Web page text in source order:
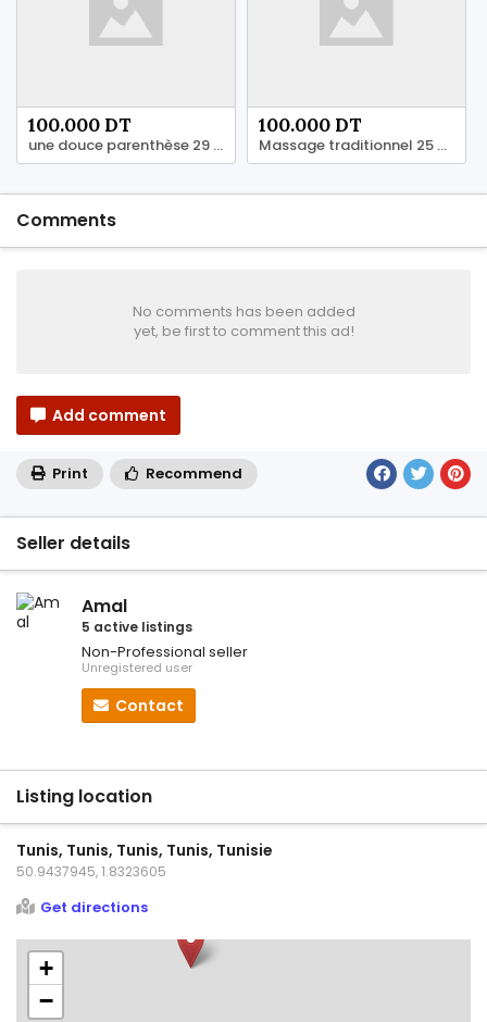
100.000 DT
une douce parenthèse 29 005 294
100.000 DT
Massage traditionnel 25 564 828
Comments
No comments has been added
yet, be first to comment this ad!
Add comment
Print Recommend
Seller details
Amal
5 active listings
Non-Professional seller
Unregistered user
Contact
Listing location
Tunis, Tunis, Tunis, Tunis, Tunisie
50.9437945, 1.8323605
Get directions
+
−